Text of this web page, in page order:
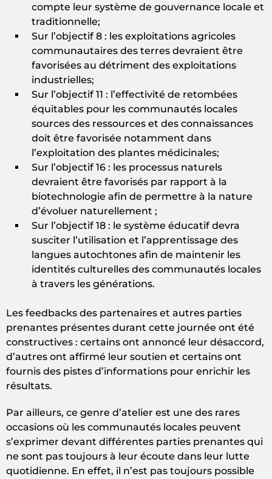
compte leur système de gouvernance locale et
traditionnelle;
Sur l’objectif 8 : les exploitations agricoles
communautaires des terres devraient être
favorisées au détriment des exploitations
industrielles;
Sur l’objectif 11 : l’effectivité de retombées
équitables pour les communautés locales
sources des ressources et des connaissances
doit être favorisée notamment dans
l’exploitation des plantes médicinales;
Sur l’objectif 16 : les processus naturels
devraient être favorisés par rapport à la
biotechnologie afin de permettre à la nature
d’évoluer naturellement ;
Sur l’objectif 18 : le système éducatif devra
susciter l’utilisation et l’apprentissage des
langues autochtones afin de maintenir les
identités culturelles des communautés locales
à travers les générations.
Les feedbacks des partenaires et autres parties
prenantes présentes durant cette journée ont été
constructives : certains ont annoncé leur désaccord,
d’autres ont affirmé leur soutien et certains ont
fournis des pistes d’informations pour enrichir les
résultats.
Par ailleurs, ce genre d’atelier est une des rares
occasions où les communautés locales peuvent
s’exprimer devant différentes parties prenantes qui
ne sont pas toujours à leur écoute dans leur lutte
quotidienne. En effet, il n’est pas toujours possible